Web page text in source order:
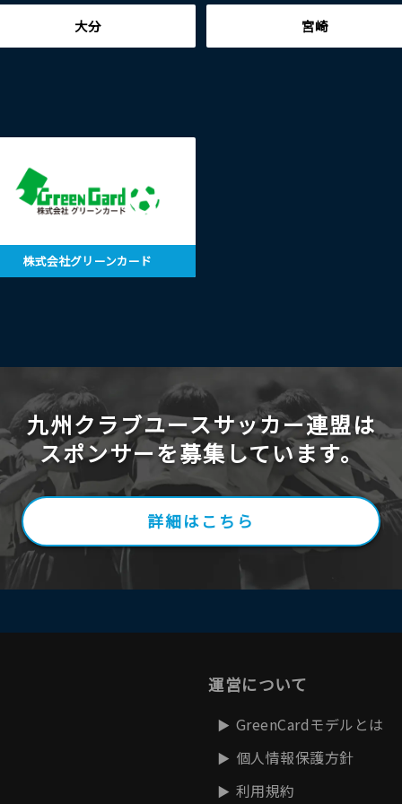
大分 宮崎
株式会社グリーンカード
九州クラブユースサッカー連盟は
スポンサーを募集しています。
詳細はこちら
運営について
GreenCardモデルとは
個人情報保護方針
利用規約